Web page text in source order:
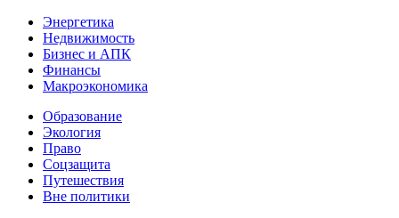
Энергетика
Недвижимость
Бизнес и АПК
Финансы
Макроэкономика
Образование
Экология
Право
Соцзащита
Путешествия
Вне политики